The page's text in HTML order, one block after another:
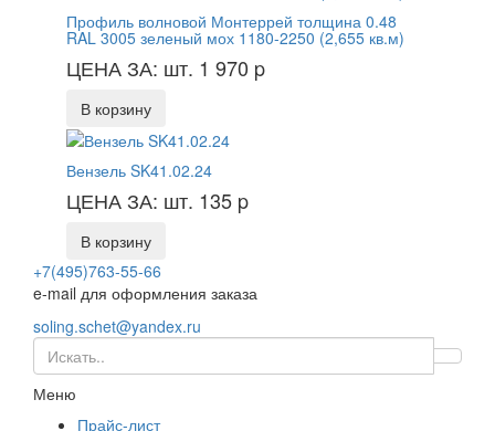
Профиль волновой Монтеррей толщина 0.48
RAL 3005 зеленый мох 1180-2250 (2,655 кв.м)
ЦЕНА ЗА: шт. 1 970 p
В корзину
Вензель SK41.02.24
ЦЕНА ЗА: шт. 135 p
В корзину
+7(495)763-55-66
e-mail для оформления заказа
soling.schet@yandex.ru
Меню
Прайс-лист